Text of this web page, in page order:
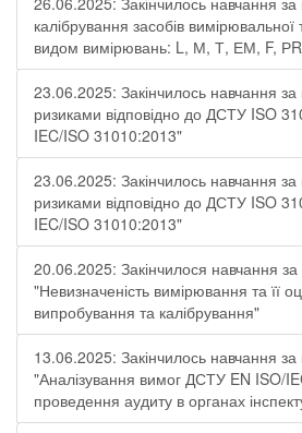
калібрування засобів
видом вимірювань: L, М, Т, ЕМ, F,
23.06.2025: Закінчилось навчання
ризиками відповідно до ДСТУ ISO
IEC/ISO 31010:2013"
23.06.2025: Закінчилось навчання
ризиками відповідно до ДСТУ ISO
IEC/ISO 31010:2013"
20.06.2025: Закінчилося навчання
"Невизначеність вимірювання та її
випробування та калібрування"
13.06.2025: Закінчилось навчання за
"Аналізування вимог ДСТУ EN ISO/
проведення аудиту в органах